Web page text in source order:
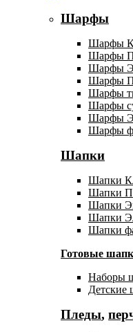
Шарфы
Шарфы
Шарфы
Шарфы
Шарфы
Шарфы
Шарфы
Шарфы
Шарфы
Шапки
Шапки
Шапки
Шапки
Шапки
Шапки
Готовые
Наборы
Детские
Пледы,